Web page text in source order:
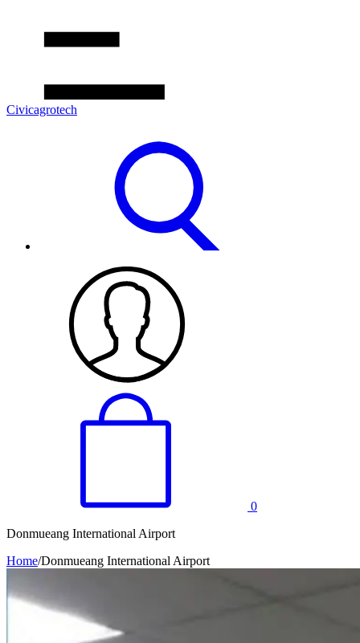
Civicagrotech
0
Donmueang International Airport
Home/Donmueang International Airport